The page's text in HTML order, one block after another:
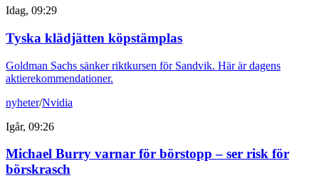
Idag, 09:29
Tyska klädjätten köpstämplas
Goldman Sachs sänker riktkursen för Sandvik. Här är dagens
aktierekommendationer.
nyheter/Nvidia
Igår, 09:26
Michael Burry varnar för börstopp – ser risk för
börskrasch